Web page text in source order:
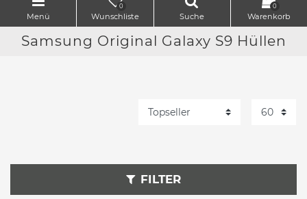
Menü
0
Wunschliste Suche
0
Warenkorb
Samsung Original Galaxy S9 Hüllen
FILTER